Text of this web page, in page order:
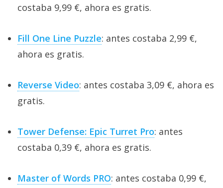
costaba 9,99 €, ahora es gratis.
Fill One Line Puzzle: antes costaba 2,99 €,
ahora es gratis.
Reverse Video: antes costaba 3,09 €, ahora es
gratis.
Tower Defense: Epic Turret Pro: antes
costaba 0,39 €, ahora es gratis.
Master of Words PRO: antes costaba 0,99 €,